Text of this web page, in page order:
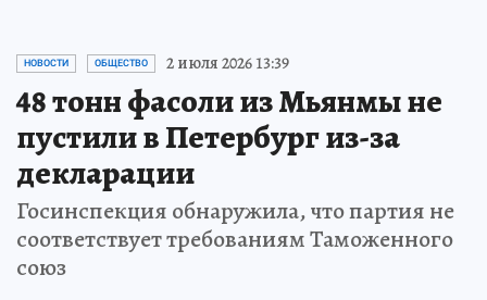
НОВОСТИ ОБЩЕСТВО 2 июля 2026 13:39
48 тонн фасоли из Мьянмы не
пустили в Петербург из-за
декларации
Госинспекция обнаружила, что партия не
соответствует требованиям Таможенного
союз